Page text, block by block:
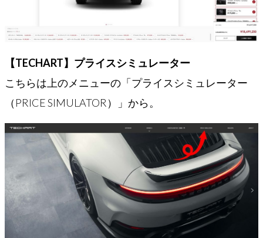
【TECHART】プライスシミュレーター
こちらは上のメニューの「プライスシミュレーター
（PRICE SIMULATOR）」から。